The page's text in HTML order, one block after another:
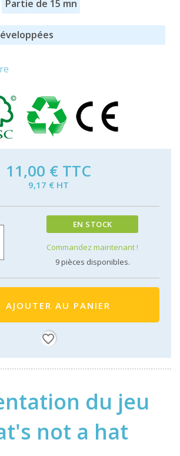
Partie de 15 mn
11,00 € TTC
9,17 € HT
EN STOCK
Commandez maintenant !
9pièces disponibles.
AJOUTER AU PANIER
favorite_border
du jeu
not a hat